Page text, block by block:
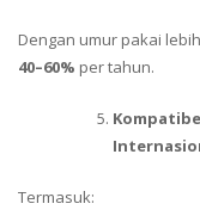
Dengan umur pakai
40–60% per tahun.
Termasuk: